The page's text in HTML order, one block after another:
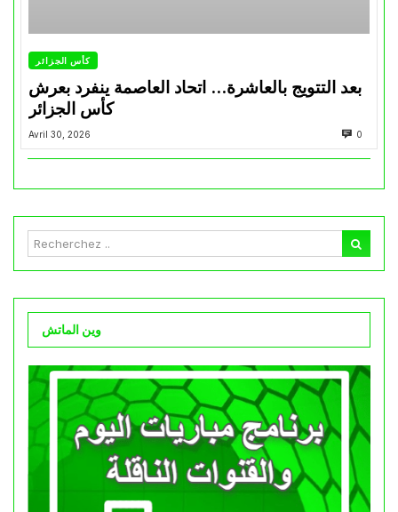
كأس الجزائر
بعد التتويج بالعاشرة… اتحاد العاصمة ينفرد بعرش
كأس الجزائر
Avril 30, 2026 0
وين الماتش